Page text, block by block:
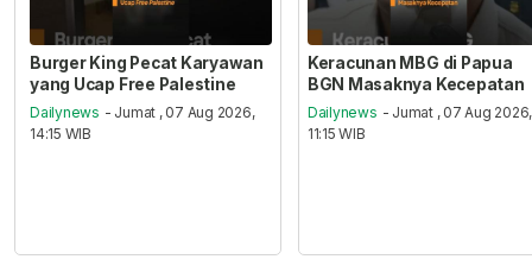
Burger King Pecat Karyawan
yang Ucap Free Palestine
Dailynews - Jumat , 07 Aug 2026,
14:15 WIB
Keracunan MBG di Papua
BGN Masaknya Kecepatan
Dailynews - Jumat , 07 Aug 2026,
11:15 WIB